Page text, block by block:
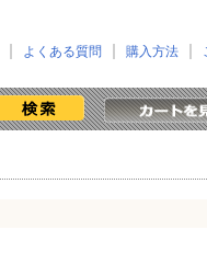
よくある質問 購入方法